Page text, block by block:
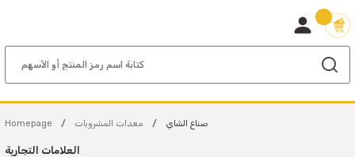
Homepage معدات المشروبات صناع الشاي
العلامات التجارية